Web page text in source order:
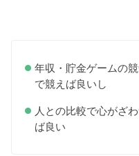
年収・貯金ゲームの
で競えば良いし
人との比較で心がざ
ば良い